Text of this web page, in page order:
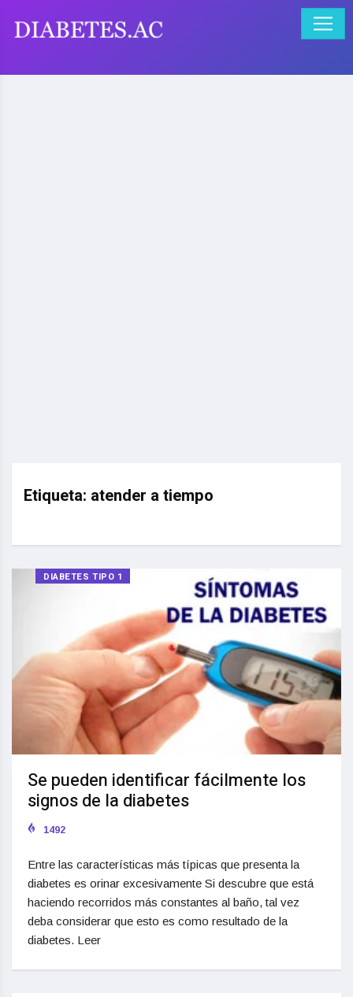
Etiqueta: atender a tiempo
DIABETES TIPO 1
Se pueden identificar fácilmente los
signos de la diabetes
1492
Entre las características más típicas que presenta la
diabetes es orinar excesivamente Si descubre que está
haciendo recorridos más constantes al baño, tal vez
deba considerar que esto es como resultado de la
diabetes. Leer